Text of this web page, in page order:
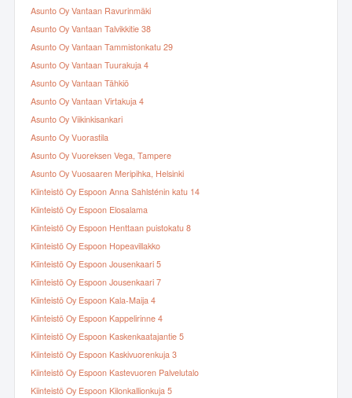
Asunto Oy Vantaan Ravurinmäki
Asunto Oy Vantaan Talvikkitie 38
Asunto Oy Vantaan Tammistonkatu 29
Asunto Oy Vantaan Tuurakuja 4
Asunto Oy Vantaan Tähkiö
Asunto Oy Vantaan Virtakuja 4
Asunto Oy Viikinkisankari
Asunto Oy Vuorastila
Asunto Oy Vuoreksen Vega, Tampere
Asunto Oy Vuosaaren Meripihka, Helsinki
Kiinteistö Oy Espoon Anna Sahlsténin katu 14
Kiinteistö Oy Espoon Elosalama
Kiinteistö Oy Espoon Henttaan puistokatu 8
Kiinteistö Oy Espoon Hopeavillakko
Kiinteistö Oy Espoon Jousenkaari 5
Kiinteistö Oy Espoon Jousenkaari 7
Kiinteistö Oy Espoon Kala-Maija 4
Kiinteistö Oy Espoon Kappelirinne 4
Kiinteistö Oy Espoon Kaskenkaatajantie 5
Kiinteistö Oy Espoon Kaskivuorenkuja 3
Kiinteistö Oy Espoon Kastevuoren Palvelutalo
Kiinteistö Oy Espoon Kilonkallionkuja 5